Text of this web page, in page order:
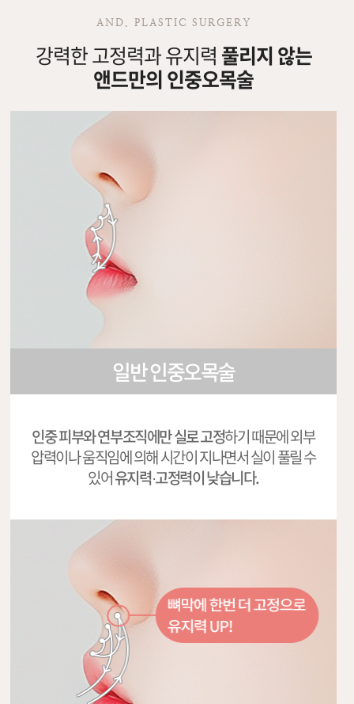
AND. PLASTIC SURGERY
강력한 고정력과 유지력 풀리지 않는
앤드만의 인중오목술
일반 인중오목술
인중 피부와 연부조직에만실로 고정하기 때문에 외부
압력이나움직임에 의해 시간이 지나면서실이 풀릴 수
있어유지력·고정력이 낮습니다.